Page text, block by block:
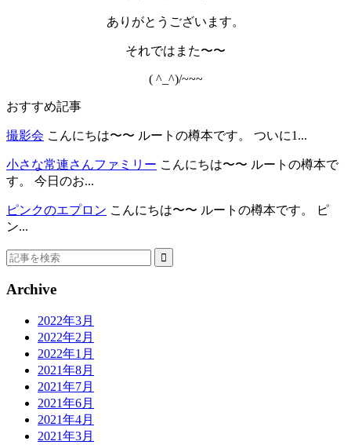
ありがとうございます。
それではまた〜〜
( ^_^)/~~~
おすすめ記事
撮影会 こんにちは〜〜 ルートの樽本です。 ついに1...
小さな常連さんファミリー こんにちは〜〜 ルートの樽本で
す。 今日のお...
ピンクのエプロン こんにちは〜〜 ルートの樽本です。 ピ
ン...
Archive
2022年3月
2022年2月
2022年1月
2021年8月
2021年7月
2021年6月
2021年4月
2021年3月